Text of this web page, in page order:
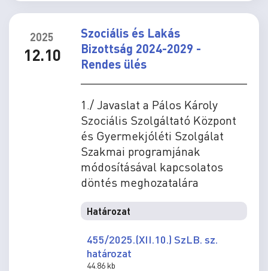
2025
12.10
Szociális és Lakás
Bizottság 2024-2029 -
Rendes ülés
1./ Javaslat a Pálos Károly
Szociális Szolgáltató Központ
és Gyermekjóléti Szolgálat
Szakmai programjának
módosításával kapcsolatos
döntés meghozatalára
Határozat
455/2025.(XII.10.) SzLB. sz.
határozat
44.86 kb